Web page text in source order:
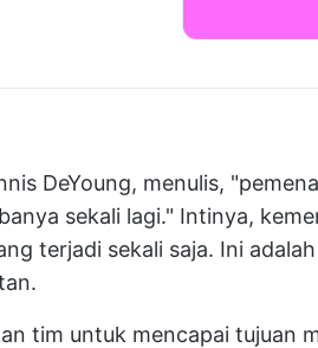
DeYoung, menulis,
sekali lagi." Intinya,
terjadi sekali saja. Ini
tim untuk mencapai tujuan